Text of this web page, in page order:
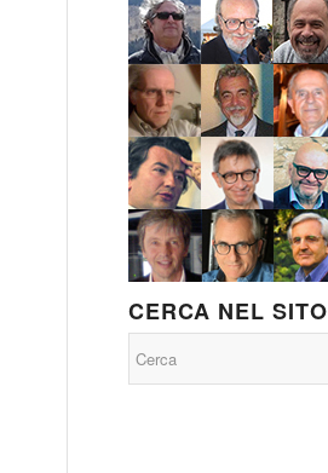
CERCA NEL SITO